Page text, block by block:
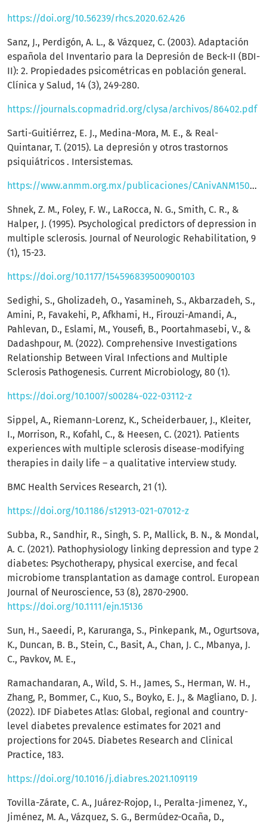
https://doi.org/10.56239/rhcs.2020.62.426
Sanz, J., Perdigón, A. L., & Vázquez, C. (2003). Adaptación
española del Inventario para la Depresión de Beck-II (BDI-
II): 2. Propiedades psicométricas en población general.
Clínica y Salud, 14 (3), 249-280.
https://journals.copmadrid.org/clysa/archivos/86402.pdf
Sarti-Guitiérrez, E. J., Medina-Mora, M. E., & Real-
Quintanar, T. (2015). La depresión y otros trastornos
psiquiátricos . Intersistemas.
https://www.anmm.org.mx/publicaciones/CAnivANM150/L27_ANM_DEPRESION.pdf
Shnek, Z. M., Foley, F. W., LaRocca, N. G., Smith, C. R., &
Halper, J. (1995). Psychological predictors of depression in
multiple sclerosis. Journal of Neurologic Rehabilitation, 9
(1), 15-23.
https://doi.org/10.1177/154596839500900103
Sedighi, S., Gholizadeh, O., Yasamineh, S., Akbarzadeh, S.,
Amini, P., Favakehi, P., Afkhami, H., Firouzi-Amandi, A.,
Pahlevan, D., Eslami, M., Yousefi, B., Poortahmasebi, V., &
Dadashpour, M. (2022). Comprehensive Investigations
Relationship Between Viral Infections and Multiple
Sclerosis Pathogenesis. Current Microbiology, 80 (1).
https://doi.org/10.1007/s00284-022-03112-z
Sippel, A., Riemann-Lorenz, K., Scheiderbauer, J., Kleiter,
I., Morrison, R., Kofahl, C., & Heesen, C. (2021). Patients
experiences with multiple sclerosis disease-modifying
therapies in daily life – a qualitative interview study.
BMC Health Services Research, 21 (1).
https://doi.org/10.1186/s12913-021-07012-z
Subba, R., Sandhir, R., Singh, S. P., Mallick, B. N., & Mondal,
A. C. (2021). Pathophysiology linking depression and type 2
diabetes: Psychotherapy, physical exercise, and fecal
microbiome transplantation as damage control. European
Journal of Neuroscience, 53 (8), 2870-2900.
https://doi.org/10.1111/ejn.15136
Sun, H., Saeedi, P., Karuranga, S., Pinkepank, M., Ogurtsova,
K., Duncan, B. B., Stein, C., Basit, A., Chan, J. C., Mbanya, J.
C., Pavkov, M. E.,
Ramachandaran, A., Wild, S. H., James, S., Herman, W. H.,
Zhang, P., Bommer, C., Kuo, S., Boyko, E. J., & Magliano, D. J.
(2022). IDF Diabetes Atlas: Global, regional and country-
level diabetes prevalence estimates for 2021 and
projections for 2045. Diabetes Research and Clinical
Practice, 183.
https://doi.org/10.1016/j.diabres.2021.109119
Tovilla-Zárate, C. A., Juárez-Rojop, I., Peralta-Jimenez, Y.,
Jiménez, M. A., Vázquez, S. G., Bermúdez-Ocaña, D.,